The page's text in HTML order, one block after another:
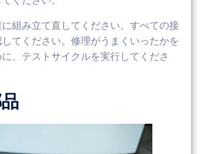
組み立て直してください。すべての接
てください。修理がうまくいったかを
、テストサイクルを実行してくださ